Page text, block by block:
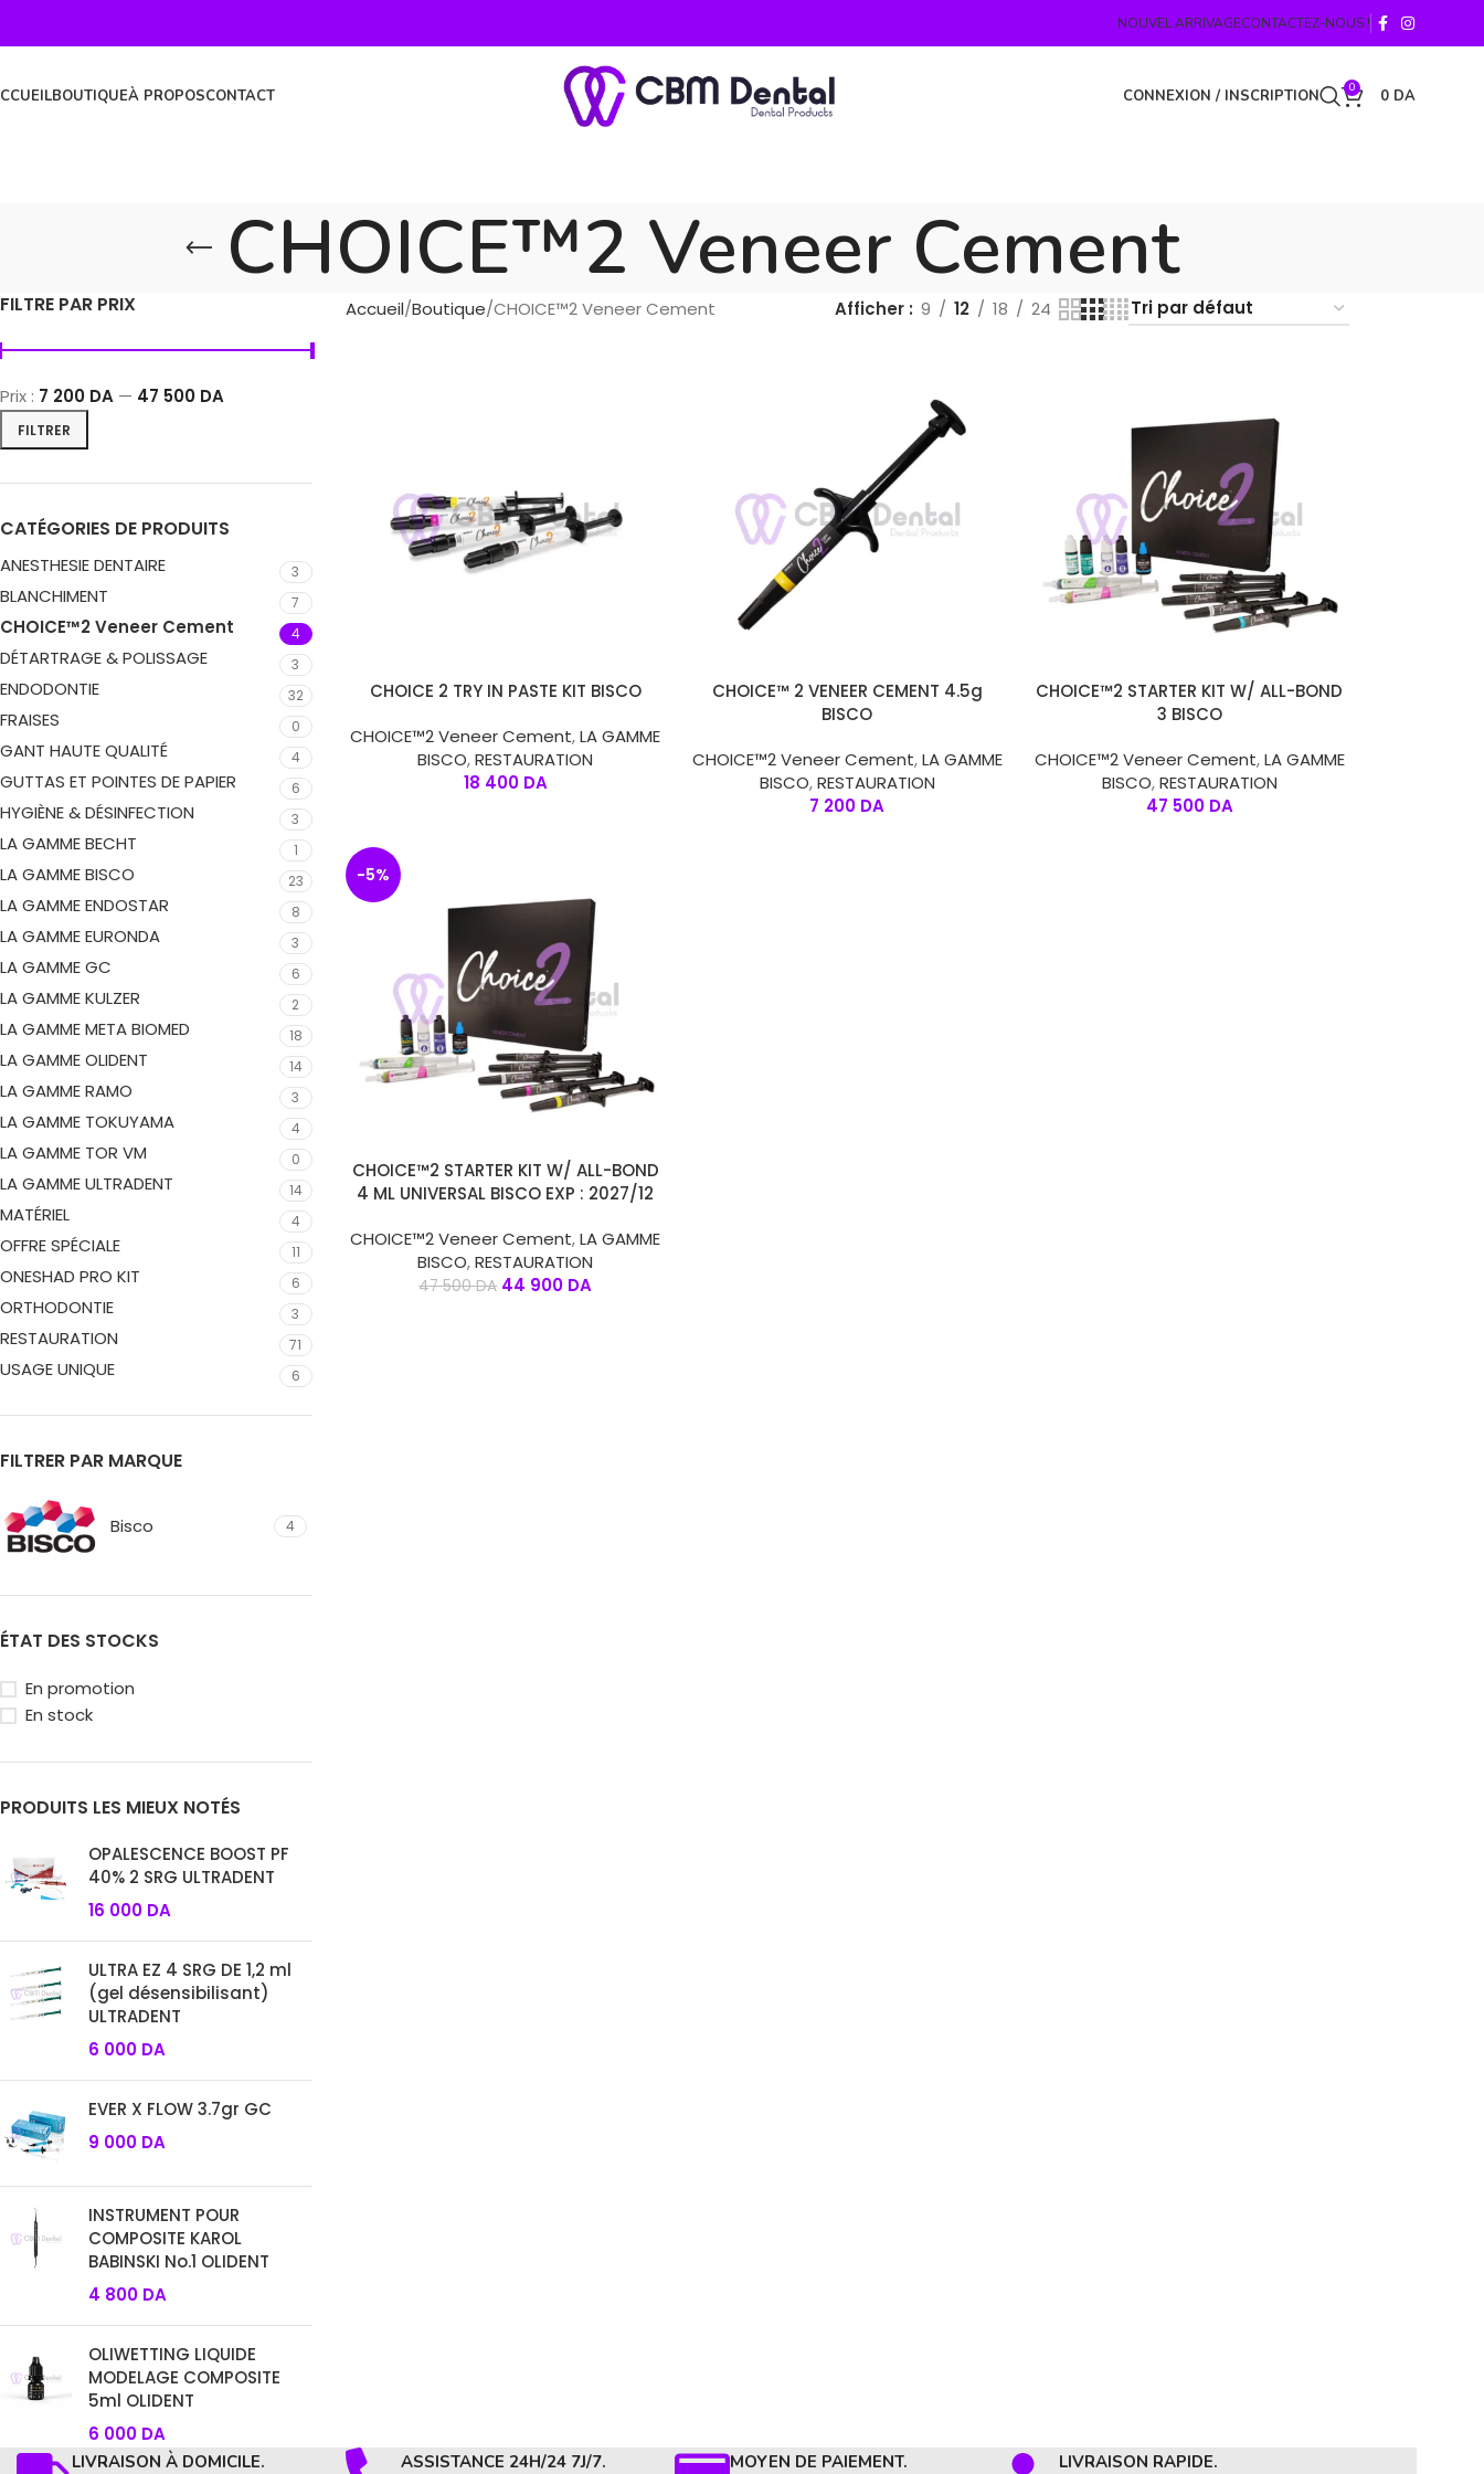
NOUVEL ARRIVAGECONTACTEZ-NOUS !
BOUTIQUEÀ PROPOSCONTACT CONNEXION / INSCRIPTION 0 0 DA
CHOICE™2 Veneer Cement
FILTRE PAR PRIX
FILTRER
Prix : 7 200 DA — 47 500 DA
CATÉGORIES DE PRODUITS
ANESTHESIE DENTAIRE 3
BLANCHIMENT 7
CHOICE™2 Veneer Cement 4
DÉTARTRAGE & POLISSAGE 3
ENDODONTIE 32
FRAISES 0
GANT HAUTE QUALITÉ 4
GUTTAS ET POINTES DE PAPIER 6
HYGIÈNE & DÉSINFECTION 3
LA GAMME BECHT 1
LA GAMME BISCO 23
LA GAMME ENDOSTAR 8
LA GAMME EURONDA 3
LA GAMME GC 6
LA GAMME KULZER 2
LA GAMME META BIOMED 18
LA GAMME OLIDENT 14
LA GAMME RAMO 3
LA GAMME TOKUYAMA 4
LA GAMME TOR VM 0
LA GAMME ULTRADENT 14
MATÉRIEL 4
OFFRE SPÉCIALE 11
ONESHAD PRO KIT 6
ORTHODONTIE 3
RESTAURATION 71
USAGE UNIQUE 6
FILTRER PAR MARQUE
Bisco 4
ÉTAT DES STOCKS
En promotion
En stock
PRODUITS LES MIEUX NOTÉS
OPALESCENCE BOOST PF
40% 2 SRG ULTRADENT
16 000 DA
ULTRA EZ 4 SRG DE 1,2 ml
(gel désensibilisant)
ULTRADENT
6 000 DA
EVER X FLOW 3.7gr GC
9 000 DA
INSTRUMENT POUR
COMPOSITE KAROL
BABINSKI No.1 OLIDENT
4 800 DA
OLIWETTING LIQUIDE
MODELAGE COMPOSITE
5ml OLIDENT
6 000 DA
Accueil Boutique CHOICE™2 Veneer Cement Afficher 9 12 18 24
AJOUTER AU PANIER
CHOICE 2 TRY IN PASTE KIT BISCO
CHOICE™2 Veneer Cement,LA GAMME
BISCO,RESTAURATION
18 400 DA
CHOIX DES OPTIONS
CHOICE™ 2 VENEER CEMENT 4.5g
BISCO
CHOICE™2 Veneer Cement,LA GAMME
BISCO,RESTAURATION
7 200 DA
AJOUTER AU PANIER
CHOICE™2 STARTER KIT W/ ALL-BOND
3 BISCO
CHOICE™2 Veneer Cement,LA GAMME
BISCO,RESTAURATION
47 500 DA
-5%
AJOUTER AU PANIER
CHOICE™2 STARTER KIT W/ ALL-BOND
4 ML UNIVERSAL BISCO EXP : 2027/12
CHOICE™2 Veneer Cement,LA GAMME
BISCO,RESTAURATION
47 500DA 44 900 DA
LIVRAISON À DOMICILE. ASSISTANCE 24H/24 7J/7. MOYEN DE PAIEMENT. LIVRAISON RAPIDE.